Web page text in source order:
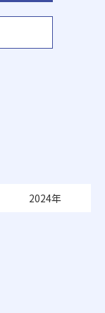
2024年